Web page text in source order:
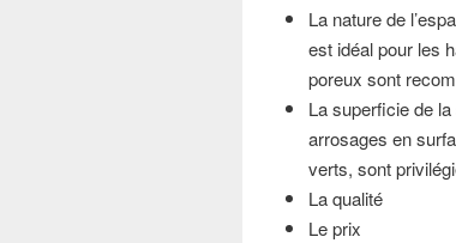
La nature de
est idéal pour les
poreux sont
La superficie de
arrosages en
verts, sont
La qualité
Le prix